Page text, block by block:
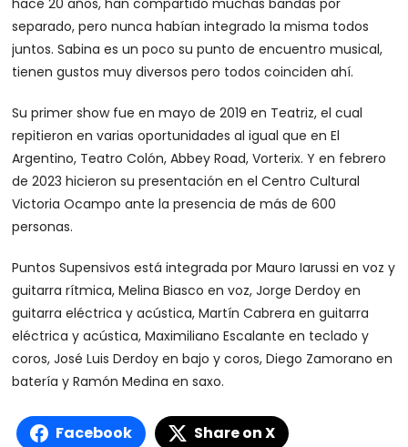
separado, pero nunca habían integrado la misma todos
juntos. Sabina es un poco su punto de encuentro musical,
tienen gustos muy diversos pero todos coinciden ahí.
Su primer show fue en mayo de 2019 en Teatriz, el cual
repitieron en varias oportunidades al igual que en El
Argentino, Teatro Colón, Abbey Road, Vorterix. Y en febrero
de 2023 hicieron su presentación en el Centro Cultural
Victoria Ocampo ante la presencia de más de 600
personas.
Puntos Supensivos está integrada por Mauro Iarussi en voz y
guitarra rítmica, Melina Biasco en voz, Jorge Derdoy en
guitarra eléctrica y acústica, Martín Cabrera en guitarra
eléctrica y acústica, Maximiliano Escalante en teclado y
coros, José Luis Derdoy en bajo y coros, Diego Zamorano en
batería y Ramón Medina en saxo.
Facebook Share on X